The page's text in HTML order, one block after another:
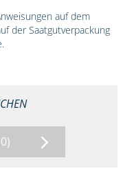
auf dem
der Saatgutverpackung